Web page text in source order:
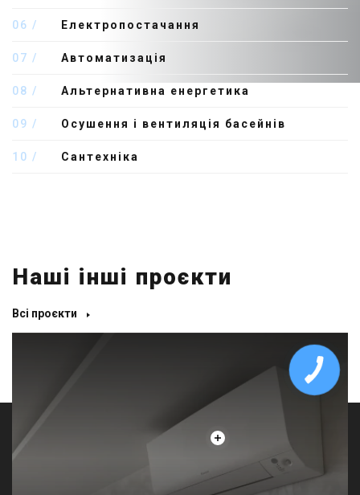
06 Електропостачання
07 Автоматизація
08 Альтернативна енергетика
09 Осушення і вентиляція басейнів
10 Сантехніка
Наші інші проєкти
Всі проєкти